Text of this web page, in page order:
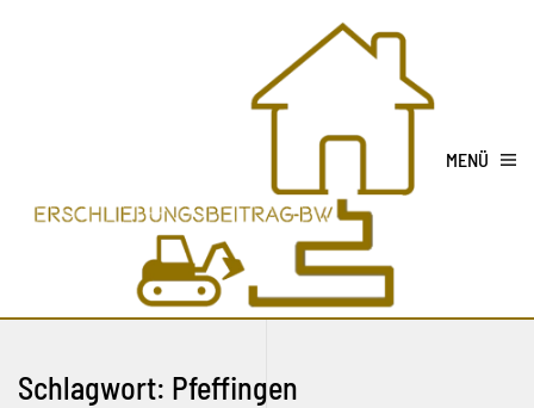
MENÜ
Schlagwort: Pfeffingen